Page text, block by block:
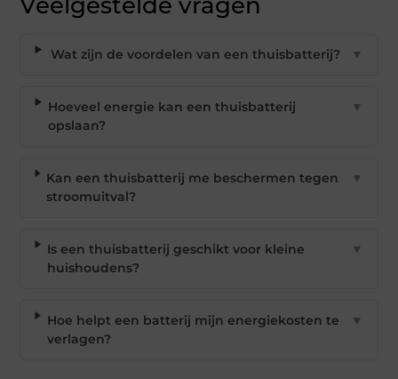
Wat zijn de voordelen van een thuisbatterij? ▼
Hoeveel energie kan een thuisbatterij
opslaan?
▼
Kan een thuisbatterij me beschermen tegen
stroomuitval?
▼
Is een thuisbatterij geschikt voor kleine
huishoudens?
▼
Hoe helpt een batterij mijn energiekosten te
verlagen?
▼